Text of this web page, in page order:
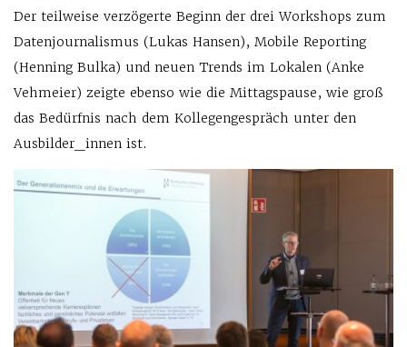
Der teilweise verzögerte Beginn der drei Workshops zum
Datenjournalismus (Lukas Hansen), Mobile Reporting
(Henning Bulka) und neuen Trends im Lokalen (Anke
Vehmeier) zeigte ebenso wie die Mittagspause, wie groß
das Bedürfnis nach dem Kollegengespräch unter den
Ausbilder_innen ist.